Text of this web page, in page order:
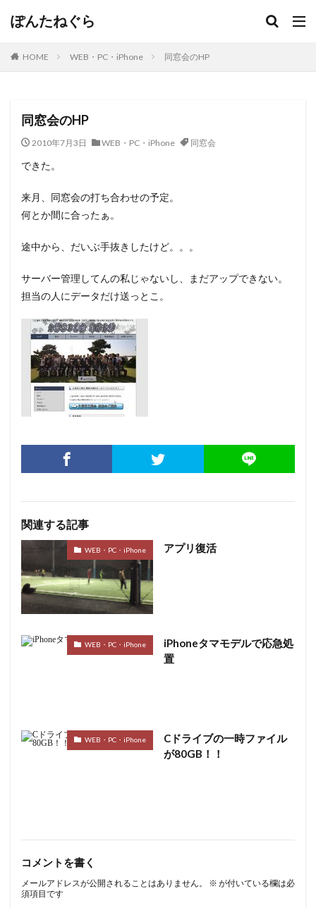
ぽんたねぐら
HOME WEB・PC・iPhone 同窓会のHP
同窓会のHP
2010年7月3日 WEB・PC・iPhone 同窓会
できた。
来月、同窓会の打ち合わせの予定。
何とか間に合ったぁ。
途中から、だいぶ手抜きしたけど。。。
サーバー管理してんの私じゃないし、まだアップできない。
担当の人にデータだけ送っとこ。
関連する記事
WEB・PC・iPhone アプリ復活
WEB・PC・iPhone
iPhoneタマモデルで応急処
置
WEB・PC・iPhone
Cドライブの一時ファイル
が80GB！！
コメントを書く
メールアドレスが公開されることはありません。 ※ が付いている欄は必
須項目です